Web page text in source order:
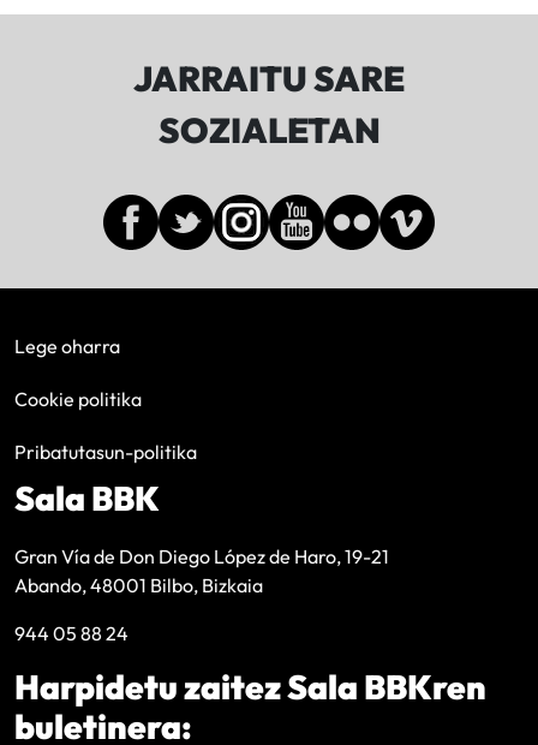
JARRAITU SARE
SOZIALETAN
Lege oharra
Cookie politika
Pribatutasun-politika
Sala BBK
Gran Vía de Don Diego López de Haro, 19-21
Abando, 48001 Bilbo, Bizkaia
944 05 88 24
Harpidetu zaitez Sala BBKren
buletinera: